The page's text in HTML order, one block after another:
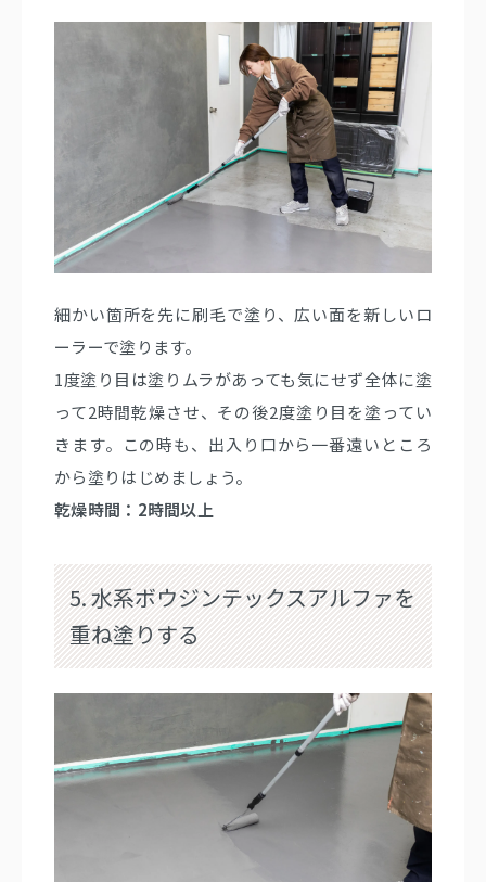
細かい箇所を先に刷毛で塗り、広い面を新しいロ
ーラーで塗ります。
1度塗り目は塗りムラがあっても気にせず全体に塗
って2時間乾燥させ、その後2度塗り目を塗ってい
きます。この時も、出入り口から一番遠いところ
から塗りはじめましょう。
乾燥時間：2時間以上
5. 水系ボウジンテックスアルファを
重ね塗りする